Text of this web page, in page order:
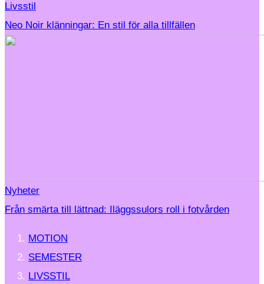
Livsstil
Neo Noir klänningar: En stil för alla tillfällen
Nyheter
Från smärta till lättnad: Iläggssulors roll i fotvården
MOTION
SEMESTER
LIVSSTIL